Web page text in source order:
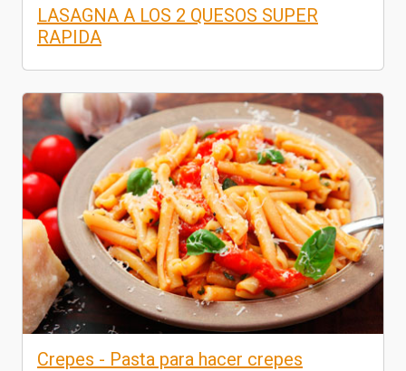
LASAGNA A LOS 2 QUESOS SUPER
RAPIDA
Crepes - Pasta para hacer crepes